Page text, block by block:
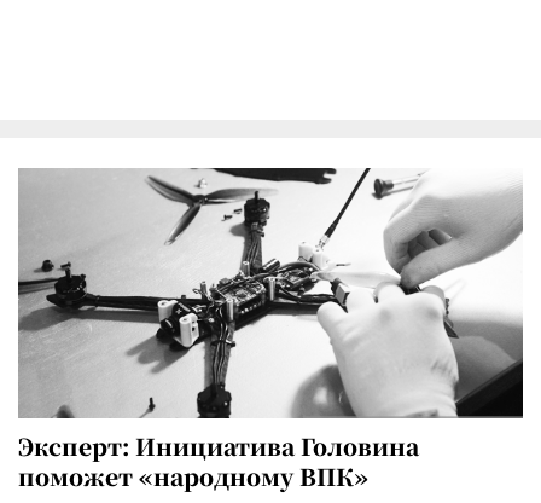
Эксперт: Инициатива Головина
поможет «народному ВПК»